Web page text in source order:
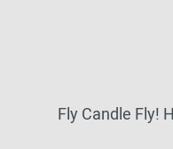
Fly Candle Fly!